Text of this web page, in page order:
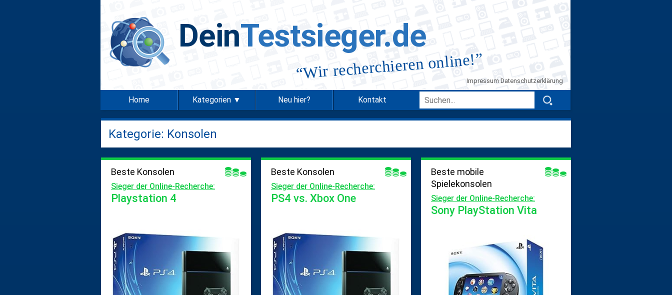
DeinTestsieger.de
“Wir recherchieren online!”
Datenschutzerklärung
Impressum
Home Kategorien ▼ Neu hier? Kontakt
Kategorie: Konsolen
Beste Konsolen
Sieger der Online-Recherche:
Playstation 4
Beste Konsolen
Sieger der Online-Recherche:
PS4 vs. Xbox One
Beste mobile
Spielekonsolen
Sieger der Online-Recherche:
Sony PlayStation Vita